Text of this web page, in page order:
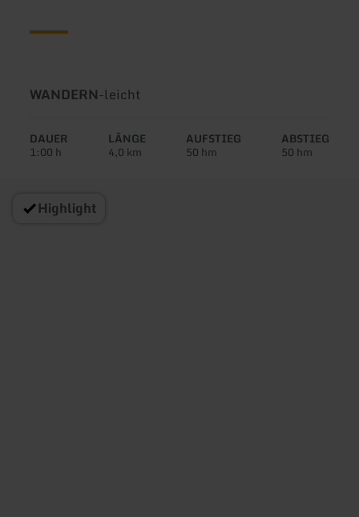
Art
Tour:
WANDERN-Schwierigkeit:
leicht
DAUER
1:00 h
LÄNGE
4,0 km
AUFSTIEG
50 hm
ABSTIEG
50 hm
Highlight